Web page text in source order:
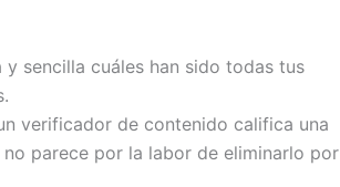
sencilla cuáles han sido todas tus
verificador de contenido califica una
parece por la labor de eliminarlo por